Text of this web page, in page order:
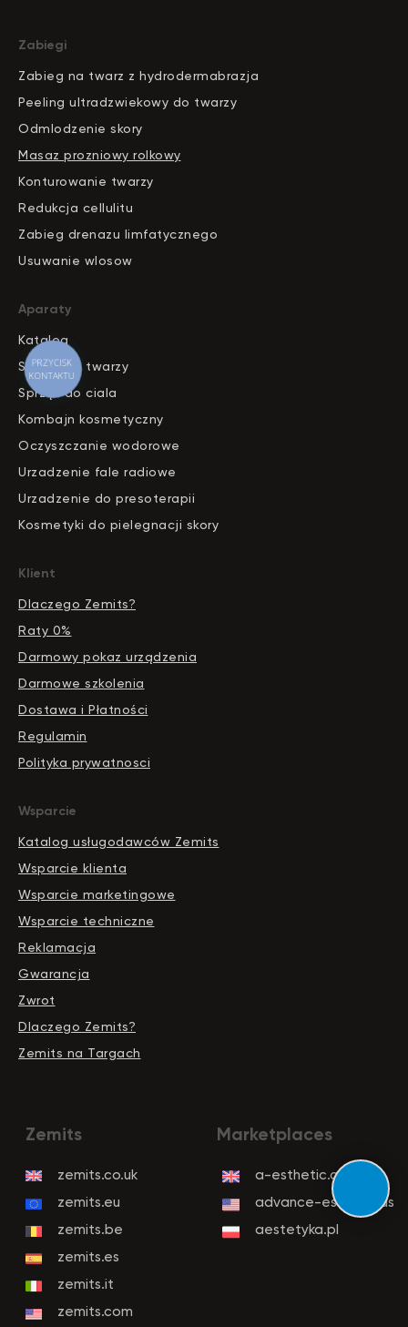
Zabiegi
Zabieg na twarz z hydrodermabrazja
Peeling ultradzwiekowy do twarzy
Odmlodzenie skory
Masaz prozniowy rolkowy
Konturowanie twarzy
Redukcja cellulitu
Zabieg drenazu limfatycznego
Usuwanie wlosow
Aparaty
Katalog
Sprzęt do twarzy
Sprzęt do ciala
Kombajn kosmetyczny
Oczyszczanie wodorowe
Urzadzenie fale radiowe
Urzadzenie do presoterapii
Kosmetyki do pielegnacji skory
Klient
Dlaczego Zemits?
Raty 0%
Darmowy pokaz urządzenia
Darmowe szkolenia
Dostawa i Płatności
Regulamin
Polityka prywatnosci
Wsparcie
Katalog usługodawców Zemits
Wsparcie klienta
Wsparcie marketingowe
Wsparcie techniczne
Reklamacja
Gwarancja
Zwrot
Dlaczego Zemits?
Zemits na Targach